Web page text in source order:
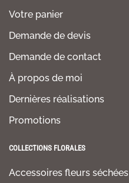
Votre panier
Demande de devis
Demande de contact
À propos de moi
Dernières réalisations
Promotions
COLLECTIONS FLORALES
Accessoires fleurs séchées